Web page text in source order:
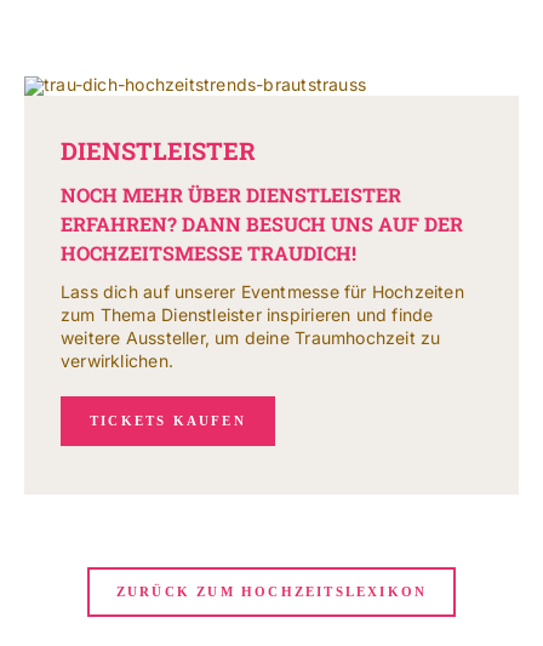
DIENSTLEISTER
NOCH MEHR ÜBER DIENSTLEISTER
ERFAHREN? DANN BESUCH UNS AUF DER
HOCHZEITSMESSE TRAUDICH!
Lass dich auf unserer Eventmesse für Hochzeiten
zum Thema Dienstleister inspirieren und finde
weitere Aussteller, um deine Traumhochzeit zu
verwirklichen.
TICKETS KAUFEN
ZURÜCK ZUM HOCHZEITSLEXIKON